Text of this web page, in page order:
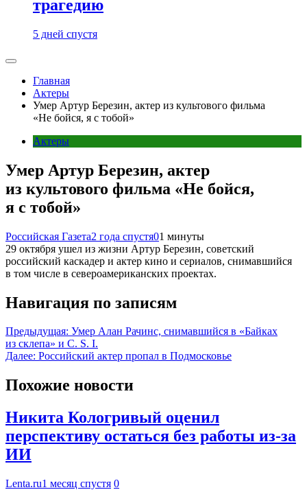
трагедию
5 дней спустя
Главная
Актеры
Умер Артур Березин, актер из культового фильма
«Не бойся, я с тобой»
Актеры
Умер Артур Березин, актер
из культового фильма «Не бойся,
я с тобой»
Российская Газета2 года спустя01 минуты
29 октября ушел из жизни Артур Березин, советский
российский каскадер и актер кино и сериалов, снимавшийся
в том числе в североамериканских проектах.
Навигация по записям
Предыдущая: Умер Алан Рачинс, снимавшийся в «Байках
из склепа» и C. S. I.
Далее: Российский актер пропал в Подмосковье
Похожие новости
Никита Кологривый оценил
перспективу остаться без работы из-за
ИИ
Lenta.ru1 месяц спустя 0